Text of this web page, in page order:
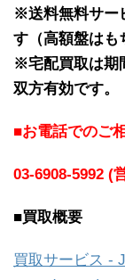
※送料無料サー
す（高額盤はも
※宅配買取は期
双方有効です。
■お電話でのご
03-6908-5992 (
■買取概要
買取サービス -